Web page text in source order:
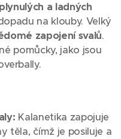
plynulých a ladných
na klouby. Velký
zapojení svalů.
pomůcky, jako jsou
Kalanetika zapojuje
těla, čímž je posiluje a